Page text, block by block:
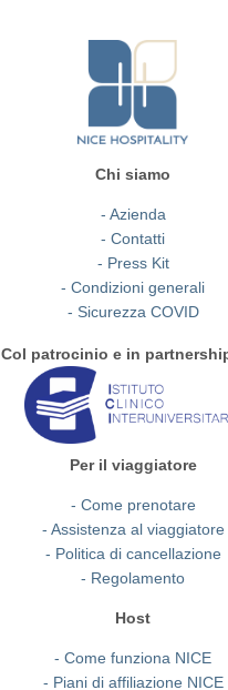
Chi siamo
- Azienda
- Contatti
- Press Kit
- Condizioni generali
- Sicurezza COVID
Col patrocinio e in
Per il viaggiatore
- Come prenotare
- Assistenza al viaggiatore
- Politica di cancellazione
- Regolamento
Host
- Come funziona NICE
- Piani di affiliazione NICE